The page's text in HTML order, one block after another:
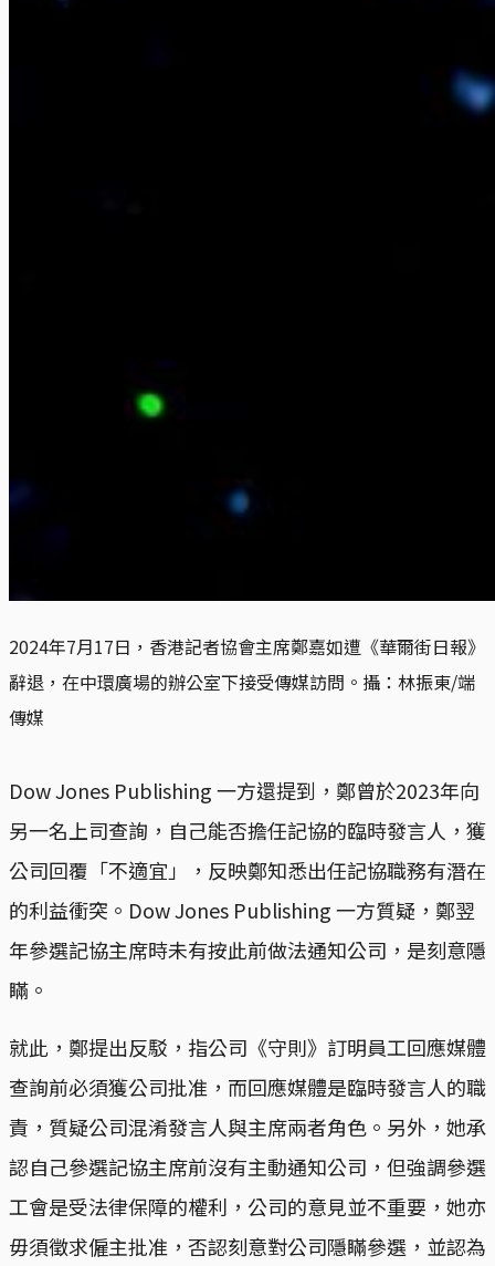
2024年7月17日，香港記者協會主席鄭嘉如遭《華爾街日報》
辭退，在中環廣場的辦公室下接受傳媒訪問。攝：林振東/端
傳媒
Dow Jones Publishing 一方還提到，鄭曾於2023年向
另一名上司查詢，自己能否擔任記協的臨時發言人，獲
公司回覆「不適宜」，反映鄭知悉出任記協職務有潛在
的利益衝突。Dow Jones Publishing 一方質疑，鄭翌
年參選記協主席時未有按此前做法通知公司，是刻意隱
瞞。
就此，鄭提出反駁，指公司《守則》訂明員工回應媒體
查詢前必須獲公司批准，而回應媒體是臨時發言人的職
責，質疑公司混淆發言人與主席兩者角色。另外，她承
認自己參選記協主席前沒有主動通知公司，但強調參選
工會是受法律保障的權利，公司的意見並不重要，她亦
毋須徵求僱主批准，否認刻意對公司隱瞞參選，並認為